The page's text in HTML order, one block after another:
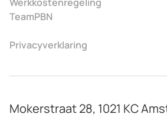
TeamPBN
Privacyverklaring
Mokerstraat 28, 1021 KC